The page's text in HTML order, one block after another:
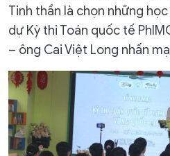
Tinh thần là chọn những
dự Kỳ thi Toán quốc tế
– ông Cai Việt Long nhấn